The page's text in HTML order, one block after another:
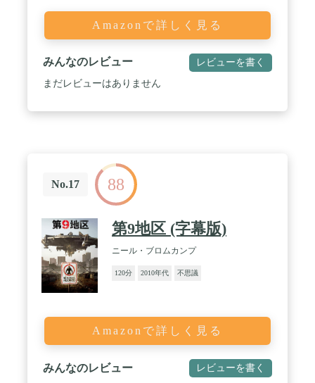
Amazonで詳しく見る
みんなのレビュー レビューを書く
まだレビューはありません
No.17 88
第9地区 (字幕版)
ニール・ブロムカンプ
120分 2010年代 不思議
Amazonで詳しく見る
みんなのレビュー レビューを書く